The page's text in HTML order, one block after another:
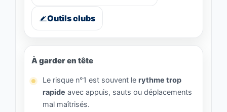
Outils clubs
À garder en tête
Le risque n°1 est souvent le rythme trop
rapide avec appuis, sauts ou déplacements
mal maîtrisés.